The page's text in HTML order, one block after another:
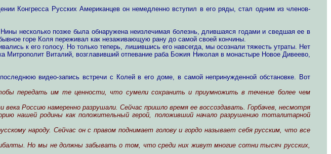
Конгресса Русских Американцев он немедленно вступил в его ряды, стал одним из членов-
несколько позже была обнаружена неизлечимая болезнь, длившаяся годами и сведшая ее в
горе Коля переживал как незаживающую рану до самой своей кончины.
к его голосу. Но только теперь, лишившись его навсегда, мы осознали тяжесть утраты. Нет
Виталий, возглавивший отпевание раба Божия Николая в монастыре Новое Дивеево,
видео-запись встречи с Колей в его доме, в самой непринужденной обстановке. Вот
передать им те ценности, что сумели сохранить и приумножить в течение более чем
Россию намеренно разрушали. Сейчас пришло время ее воссоздавать. Горбачев, несмотря
нашей родины как положительный герой, положивший начало разрушению тоталитарной
народу. Сейчас он с правом поднимает голову и гордо называет себя русским, что все
Но мы не должны забывать о том, что среди них живут многие сотни тысяч русских,